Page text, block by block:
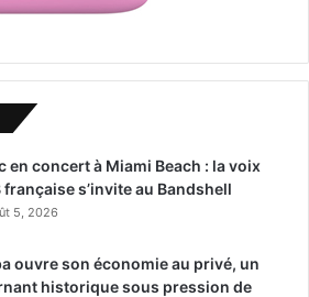
en concert à Miami Beach : la voix
française s’invite au Bandshell
5, 2026
ouvre son économie au privé, un
historique sous pression de